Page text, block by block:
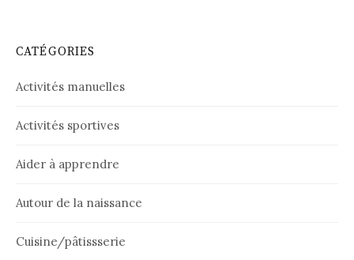
CATÉGORIES
Activités manuelles
Activités sportives
Aider à apprendre
Autour de la naissance
Cuisine/pâtissserie